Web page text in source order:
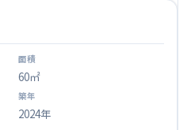
60㎡
2024年